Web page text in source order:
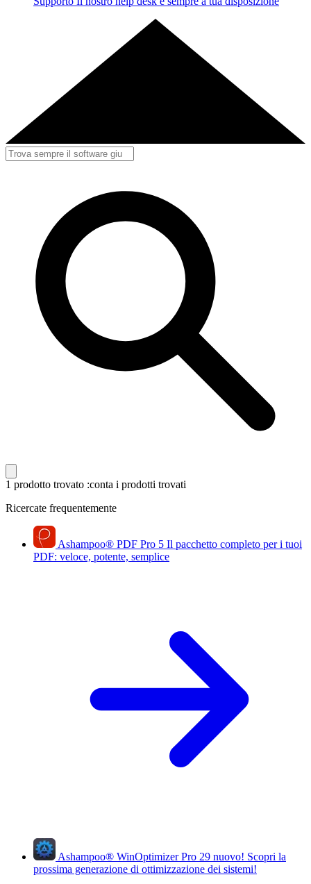
1 prodotto trovato :conta i prodotti trovati
Ricercate frequentemente
Ashampoo® PDF Pro 5 Il pacchetto completo per i tuoi
PDF: veloce, potente, semplice
Ashampoo® WinOptimizer Pro 29 nuovo! Scopri la
prossima generazione di ottimizzazione dei sistemi!